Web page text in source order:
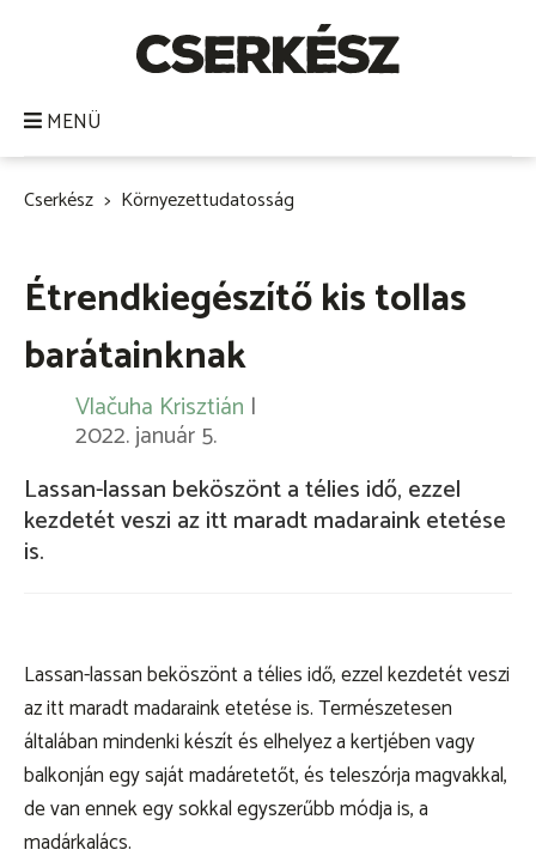
CSERKÉSZ
VEZETŐ
Kapcsolat
MENÜ
Cserkész Környezettudatosság
Étrendkiegészítő kis tollas
barátainknak
Vlačuha Krisztián |
2022. január 5.
Lassan-lassan beköszönt a télies idő, ezzel
kezdetét veszi az itt maradt madaraink etetése
is.
Lassan-lassan beköszönt a télies idő, ezzel kezdetét veszi
az itt maradt madaraink etetése is. Természetesen
általában mindenki készít és elhelyez a kertjében vagy
balkonján egy saját madáretetőt, és teleszórja magvakkal,
de van ennek egy sokkal egyszerűbb módja is, a
madárkalács.